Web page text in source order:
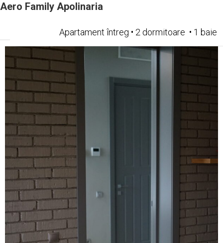
Aero Family Apolinaria
Apartament întreg • 2 dormitoare • 1 baie